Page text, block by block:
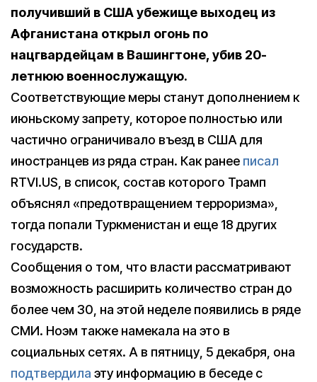
получивший в США убежище выходец из
Афганистана открыл огонь по
нацгвардейцам в Вашингтоне, убив 20-
летнюю военнослужащую.
Соответствующие меры станут дополнением к
июньскому запрету, которое полностью или
частично ограничивало въезд в США для
иностранцев из ряда стран. Как ранее писал
RTVI.US, в список, состав которого Трамп
объяснял «предотвращением терроризма»,
тогда попали Туркменистан и еще 18 других
государств.
Сообщения о том, что власти рассматривают
возможность расширить количество стран до
более чем 30, на этой неделе появились в ряде
СМИ. Ноэм также намекала на это в
социальных сетях. А в пятницу, 5 декабря, она
подтвердила эту информацию в беседе с